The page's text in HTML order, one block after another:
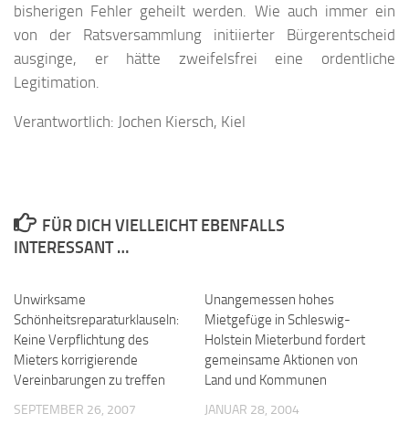
bisherigen Fehler geheilt werden. Wie auch immer ein
von der Ratsversammlung initiierter Bürgerentscheid
ausginge, er hätte zweifelsfrei eine ordentliche
Legitimation.
Verantwortlich: Jochen Kiersch, Kiel
FÜR DICH VIELLEICHT EBENFALLS
INTERESSANT …
Unwirksame
Schönheitsreparaturklauseln:
Keine Verpflichtung des
Mieters korrigierende
Vereinbarungen zu treffen
SEPTEMBER 26, 2007
Unangemessen hohes
Mietgefüge in Schleswig-
Holstein Mieterbund fordert
gemeinsame Aktionen von
Land und Kommunen
JANUAR 28, 2004